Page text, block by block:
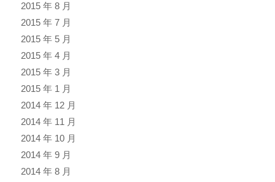
2015 年 8 月
2015 年 7 月
2015 年 5 月
2015 年 4 月
2015 年 3 月
2015 年 1 月
2014 年 12 月
2014 年 11 月
2014 年 10 月
2014 年 9 月
2014 年 8 月